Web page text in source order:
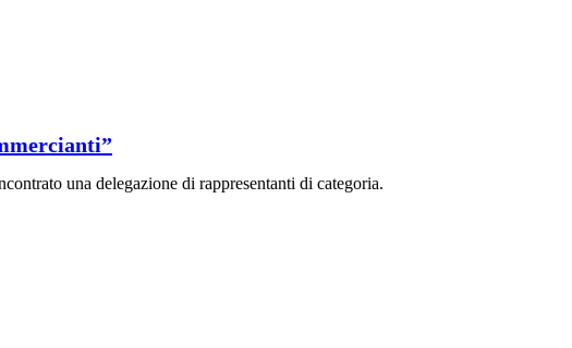
una delegazione di rappresentanti di categoria.